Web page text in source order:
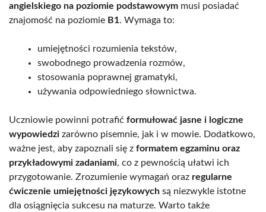
angielskiego na poziomie podstawowym musi posiadać
znajomość na poziomie B1. Wymaga to:
umiejętności rozumienia tekstów,
swobodnego prowadzenia rozmów,
stosowania poprawnej gramatyki,
używania odpowiedniego słownictwa.
Uczniowie powinni potrafić formułować jasne i logiczne
wypowiedzi zarówno pisemnie, jak i w mowie. Dodatkowo,
ważne jest, aby zapoznali się z formatem egzaminu oraz
przykładowymi zadaniami, co z pewnością ułatwi ich
przygotowanie. Zrozumienie wymagań oraz regularne
ćwiczenie umiejętności językowych są niezwykle istotne
dla osiągnięcia sukcesu na maturze. Warto także